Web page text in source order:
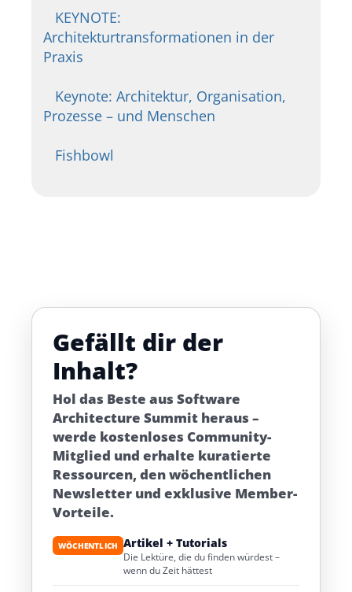
KEYNOTE:
Architekturtransformationen in der
Praxis
Keynote: Architektur, Organisation,
Prozesse – und Menschen
Fishbowl
Gefällt dir der
Inhalt?
Hol das Beste aus Software
Architecture Summit heraus –
werde kostenloses Community-
Mitglied und erhalte kuratierte
Ressourcen, den wöchentlichen
Newsletter und exklusive Member-
Vorteile.
WÖCHENTLICH Artikel + Tutorials
Die Lektüre, die du finden würdest –
wenn du Zeit hättest